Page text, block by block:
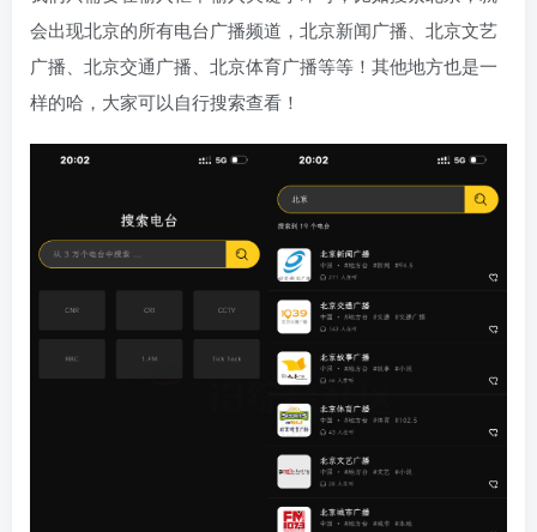
会出现北京的所有电台广播频道，北京新闻广播、北京文艺
广播、北京交通广播、北京体育广播等等！其他地方也是一
样的哈，大家可以自行搜索查看！